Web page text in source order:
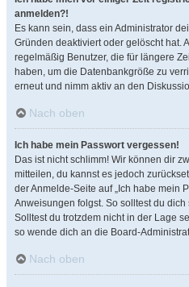
anmelden?!
Es kann sein, dass ein Administrator
Gründen deaktiviert oder gelöscht hat.
regelmäßig Benutzer, die für längere
haben, um die Datenbankgröße zu
erneut und nimm aktiv an den
Nach oben
Ich habe mein Passwort vergessen!
Das ist nicht schlimm! Wir können dir
mitteilen, du kannst es jedoch
der Anmelde-Seite auf „Ich habe mein
Anweisungen folgst. So solltest du
Solltest du trotzdem nicht in der Lage
so wende dich an die Board-
Nach oben